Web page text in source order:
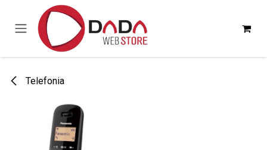
Passa al contenuto
Telefonia